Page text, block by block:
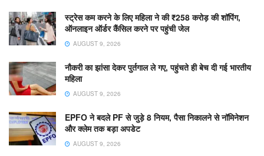
स्ट्रेस कम करने के लिए महिला ने की ₹258 करोड़ की शॉपिंग,
ऑनलाइन ऑर्डर कैंसिल करने पर पहुंची जेल
AUGUST 9, 2026
नौकरी का झांसा देकर पुर्तगाल ले गए, पहुंचते ही बेच दी गई भारतीय
महिला
AUGUST 9, 2026
EPFO ने बदले PF से जुड़े 8 नियम, पैसा निकालने से नॉमिनेशन
और क्लेम तक बड़ा अपडेट
AUGUST 9, 2026